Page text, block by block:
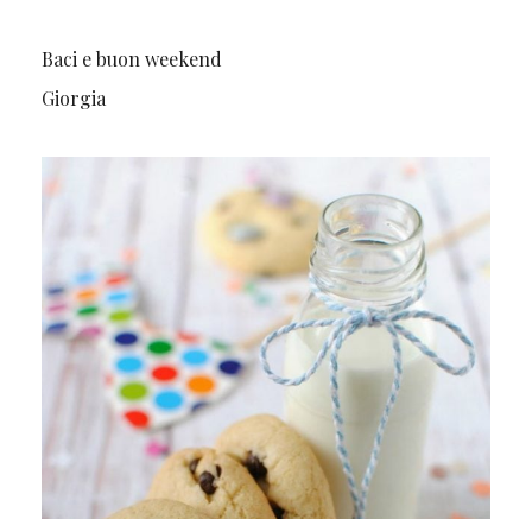
Baci e buon weekend
Giorgia